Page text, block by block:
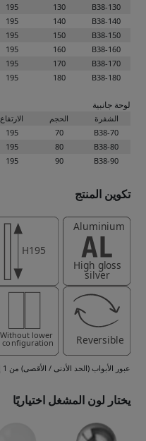
B38-130
130
195
B38-140
140
195
B38-150
150
195
B38-160
160
195
B38-170
170
195
B38-180
180
195
لوحة جانبية
الشفرة الحجم الارتفاع
B38-70
70
195
B38-80
80
195
B38-90
90
195
تكوين المنتج
عبور الأبواب (الحد الأدنى / الأقصى) من 1 إلى 5 سم.
يختار لون المشغل اختياريًا